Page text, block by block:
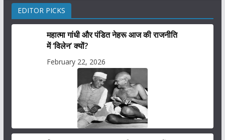
EDITOR PICKS
महात्मा गांधी और पंडित नेहरू आज की राजनीति
में ‘विलेन’ क्यों?
February 22, 2026